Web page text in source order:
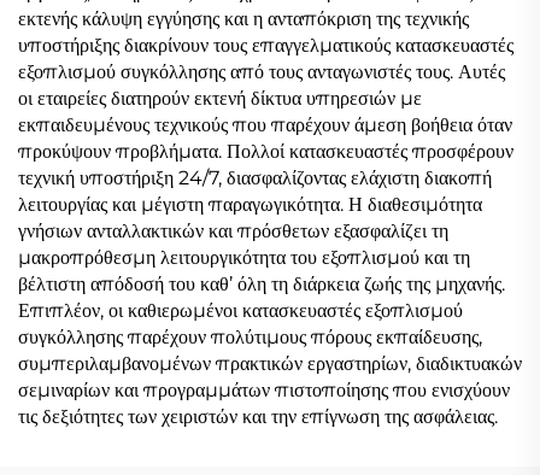
εκτενής κάλυψη εγγύησης και η ανταπόκριση της τεχνικής
υποστήριξης διακρίνουν τους επαγγελματικούς κατασκευαστές
εξοπλισμού συγκόλλησης από τους ανταγωνιστές τους. Αυτές
οι εταιρείες διατηρούν εκτενή δίκτυα υπηρεσιών με
εκπαιδευμένους τεχνικούς που παρέχουν άμεση βοήθεια όταν
προκύψουν προβλήματα. Πολλοί κατασκευαστές προσφέρουν
τεχνική υποστήριξη 24/7, διασφαλίζοντας ελάχιστη διακοπή
λειτουργίας και μέγιστη παραγωγικότητα. Η διαθεσιμότητα
γνήσιων ανταλλακτικών και πρόσθετων εξασφαλίζει τη
μακροπρόθεσμη λειτουργικότητα του εξοπλισμού και τη
βέλτιστη απόδοσή του καθ’ όλη τη διάρκεια ζωής της μηχανής.
Επιπλέον, οι καθιερωμένοι κατασκευαστές εξοπλισμού
συγκόλλησης παρέχουν πολύτιμους πόρους εκπαίδευσης,
συμπεριλαμβανομένων πρακτικών εργαστηρίων, διαδικτυακών
σεμιναρίων και προγραμμάτων πιστοποίησης που ενισχύουν
τις δεξιότητες των χειριστών και την επίγνωση της ασφάλειας.